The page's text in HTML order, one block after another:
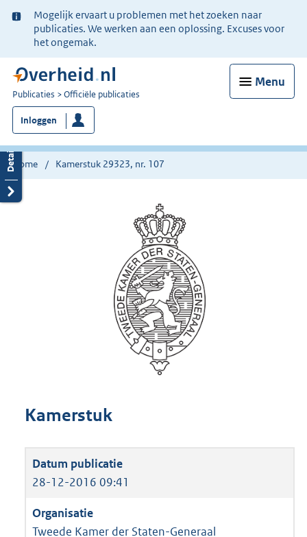
Ter
informatie:
Mogelijk ervaart u problemen met het zoeken naar
publicaties. We werken aan een oplossing. Excuses voor
het ongemak.
Menu
U
bent
nu
hier:
Publicaties Officiële publicaties
Inloggen
Home Kamerstuk 29323, nr. 107
Kamerstuk
28-12-2016 09:41
Tweede Kamer der Staten-Generaal